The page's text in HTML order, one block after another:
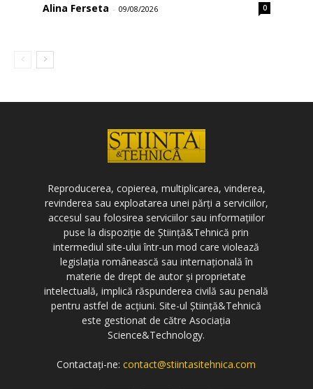
Alina Ferseta - 09/08/2026 0
Reproducerea, copierea, multiplicarea, vinderea,
revinderea sau exploatarea unei părți a serviciilor,
accesul sau folosirea serviciilor sau informațiilor
puse la dispoziție de Știință&Tehnică prin
intermediul site-ului într-un mod care violează
legislația românească sau internațională în
materie de drept de autor și proprietate
intelectuală, implică răspunderea civilă sau penală
pentru astfel de acțiuni. Site-ul Știință&Tehnică
este gestionat de către Asociația
Science&Technology.
Contactați-ne:contact@stiintasitehnica.com